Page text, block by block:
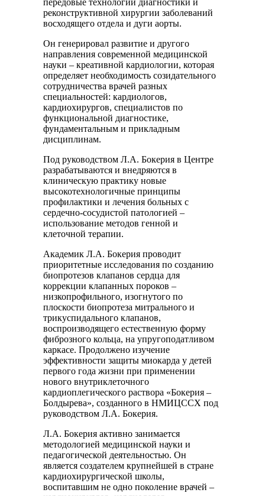
передовые технологии диагностики и
реконструктивной хирургии заболеваний
восходящего отдела и дуги аорты.
Он генерировал развитие и другого
направления современной медицинской
науки – креативной кардиологии, которая
определяет необходимость созидательного
сотрудничества врачей разных
специальностей: кардиологов,
кардиохирургов, специалистов по
функциональной диагностике,
фундаментальным и прикладным
дисциплинам.
Под руководством Л.А. Бокерия в Центре
разрабатываются и внедряются в
клиническую практику новые
высокотехнологичные принципы
профилактики и лечения больных с
сердечно-сосудистой патологией –
использование методов генной и
клеточной терапии.
Академик Л.А. Бокерия проводит
приоритетные исследования по созданию
биопротезов клапанов сердца для
коррекции клапанных пороков –
низкопрофильного, изогнутого по
плоскости биопротеза митрального и
трикуспидального клапанов,
воспроизводящего естественную форму
фиброзного кольца, на упругоподатливом
каркасе. Продолжено изучение
эффективности защиты миокарда у детей
первого года жизни при применении
нового внутриклеточного
кардиоплегического раствора «Бокерия –
Болдырева», созданного в НМИЦССХ под
руководством Л.А. Бокерия.
Л.А. Бокерия активно занимается
методологией медицинской науки и
педагогической деятельностью. Он
является создателем крупнейшей в стране
кардиохирургической школы,
воспитавшим не одно поколение врачей –